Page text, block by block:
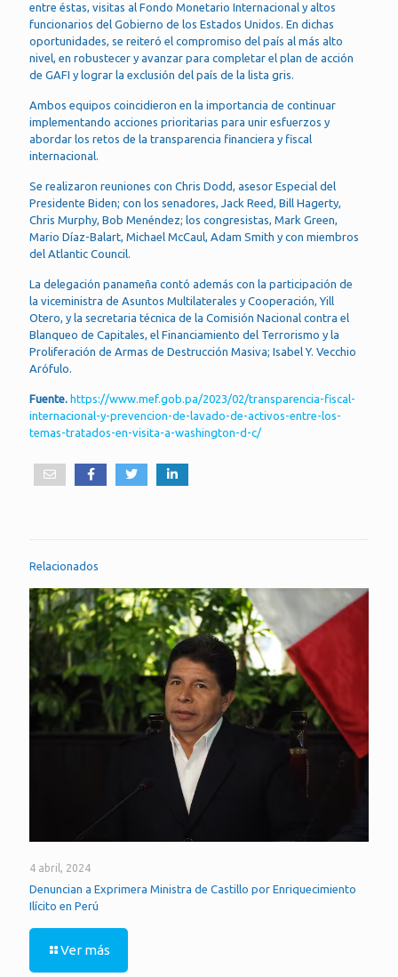
entre éstas, visitas al Fondo Monetario Internacional y altos
funcionarios del Gobierno de los Estados Unidos. En dichas
oportunidades, se reiteró el compromiso del país al más alto
nivel, en robustecer y avanzar para completar el plan de acción
de GAFI y lograr la exclusión del país de la lista gris.
Ambos equipos coincidieron en la importancia de continuar
implementando acciones prioritarias para unir esfuerzos y
abordar los retos de la transparencia financiera y fiscal
internacional.
Se realizaron reuniones con Chris Dodd, asesor Especial del
Presidente Biden; con los senadores, Jack Reed, Bill Hagerty,
Chris Murphy, Bob Menéndez; los congresistas, Mark Green,
Mario Díaz-Balart, Michael McCaul, Adam Smith y con miembros
del Atlantic Council.
La delegación panameña contó además con la participación de
la viceministra de Asuntos Multilaterales y Cooperación, Yill
Otero, y la secretaria técnica de la Comisión Nacional contra el
Blanqueo de Capitales, el Financiamiento del Terrorismo y la
Proliferación de Armas de Destrucción Masiva; Isabel Y. Vecchio
Arófulo.
Fuente. https://www.mef.gob.pa/2023/02/transparencia-fiscal-
internacional-y-prevencion-de-lavado-de-activos-entre-los-
temas-tratados-en-visita-a-washington-d-c/
Relacionados
4 abril, 2024
Denuncian a Exprimera Ministra de Castillo por Enriquecimiento
Ilícito en Perú
Ver más